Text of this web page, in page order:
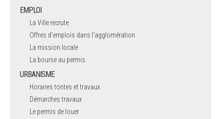
EMPLOI
La Ville recrute
Offres d'emplois dans l'agglomération
La mission locale
La bourse au permis
URBANISME
Horaires tontes et travaux
Démarches travaux
Le permis de louer